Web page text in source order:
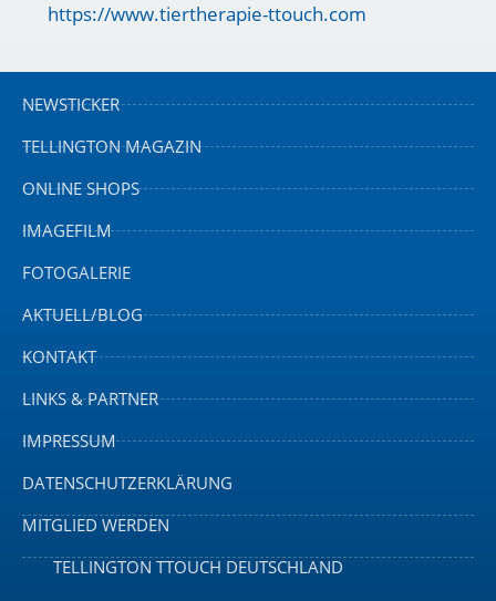
https://www.tiertherapie-ttouch.com
NEWSTICKER
TELLINGTON MAGAZIN
ONLINE SHOPS
IMAGEFILM
FOTOGALERIE
AKTUELL/BLOG
KONTAKT
LINKS & PARTNER
IMPRESSUM
DATENSCHUTZERKLÄRUNG
MITGLIED WERDEN
TELLINGTON TTOUCH DEUTSCHLAND